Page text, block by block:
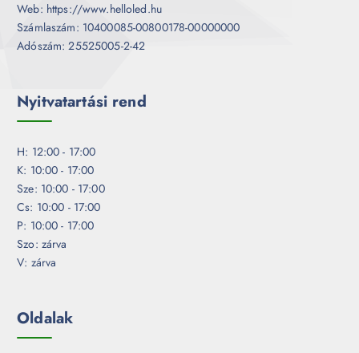
Web: https://www.helloled.hu
Számlaszám: 10400085-00800178-00000000
Adószám: 25525005-2-42
Nyitvatartási rend
H: 12:00 - 17:00
K: 10:00 - 17:00
Sze: 10:00 - 17:00
Cs: 10:00 - 17:00
P: 10:00 - 17:00
Szo: zárva
V: zárva
Oldalak